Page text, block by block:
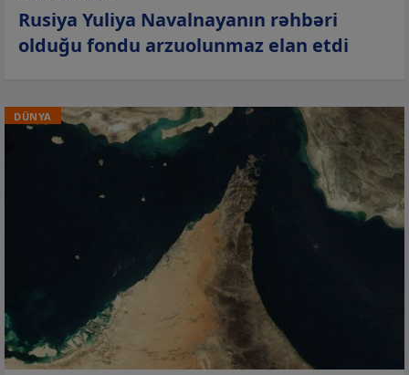
Rusiya Yuliya Navalnayanın rəhbəri
olduğu fondu arzuolunmaz elan etdi
DÜNYA